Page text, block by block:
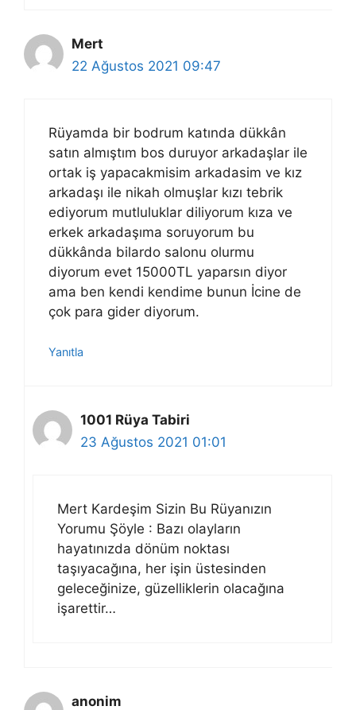
Mert
22 Ağustos 2021 09:47
Rüyamda bir bodrum katında dükkân
satın almıştım bos duruyor arkadaşlar ile
ortak iş yapacakmisim arkadasim ve kız
arkadaşı ile nikah olmuşlar kızı tebrik
ediyorum mutluluklar diliyorum kıza ve
erkek arkadaşıma soruyorum bu
dükkânda bilardo salonu olurmu
diyorum evet 15000TL yaparsın diyor
ama ben kendi kendime bunun İcine de
çok para gider diyorum.
Yanıtla
1001 Rüya Tabiri
23 Ağustos 2021 01:01
Mert Kardeşim Sizin Bu Rüyanızın
Yorumu Şöyle : Bazı olayların
hayatınızda dönüm noktası
taşıyacağına, her işin üstesinden
geleceğinize, güzelliklerin olacağına
işarettir…
anonim